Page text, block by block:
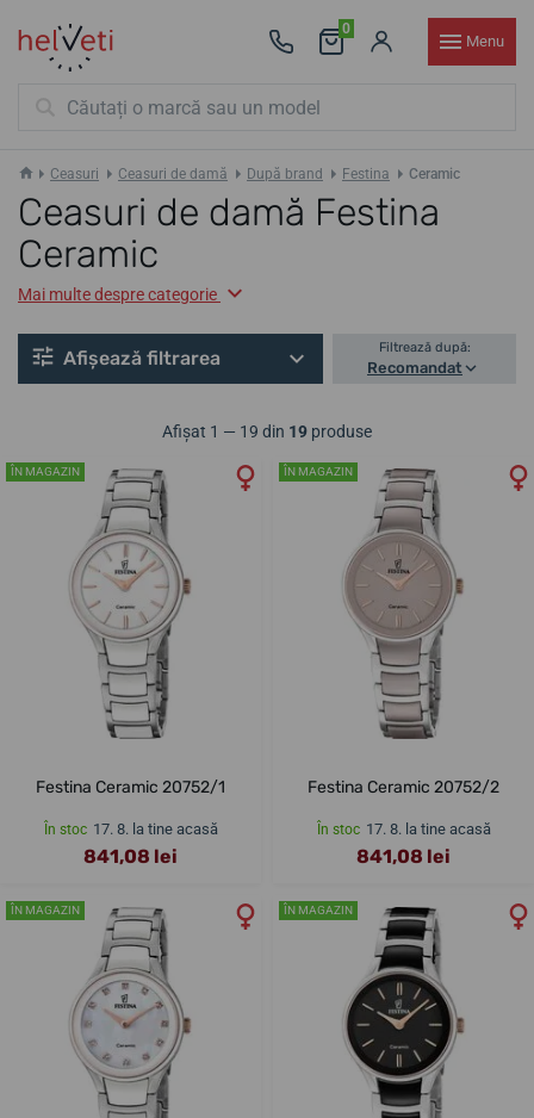
0
Menu
Ceasuri Ceasuri de damă După brand Festina Ceramic
Ceasuri de damă Festina
Ceramic
Mai multe despre categorie
Afișează filtrarea Filtrează după:
Recomandat
Afișat 1 — 19 din 19 produse
ÎN MAGAZIN
Festina Ceramic 20752/1
În stoc 17. 8. la tine acasă
841,08 lei
ÎN MAGAZIN
Festina Ceramic 20752/2
În stoc 17. 8. la tine acasă
841,08 lei
ÎN MAGAZIN ÎN MAGAZIN